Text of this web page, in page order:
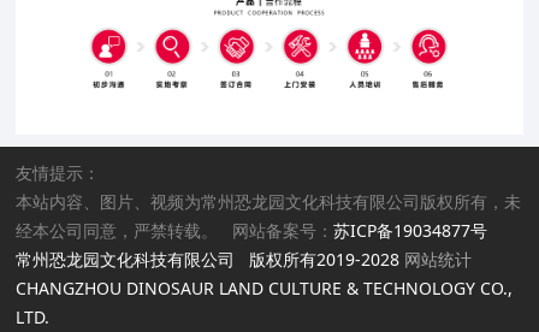
友情提示：
本站内容、图片、视频为常州恐龙园文化科技有限公司版权所有，未
经本公司同意，严禁转载。 网站备案号：苏ICP备19034877号
常州恐龙园文化科技有限公司 版权所有2019-2028 网站统计
CHANGZHOU DINOSAUR LAND CULTURE & TECHNOLOGY CO.,
LTD.